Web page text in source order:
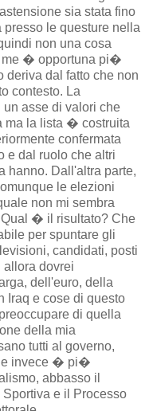
sia stata fino
le questure nella
non una cosa
me � opportuna pi�
deriva dal fatto che non
contesto. La
asse di valori che
ma la lista � costruita
confermata
e dal ruolo che altri
hanno. Dall'altra parte,
le elezioni
non mi sembra
� il risultato? Che
per spuntare gli
candidati, posti
dovrei
dell'euro, della
Iraq e cose di questo
di quella
della mia
tutti al governo,
e invece � pi�
abbasso il
e il Processo